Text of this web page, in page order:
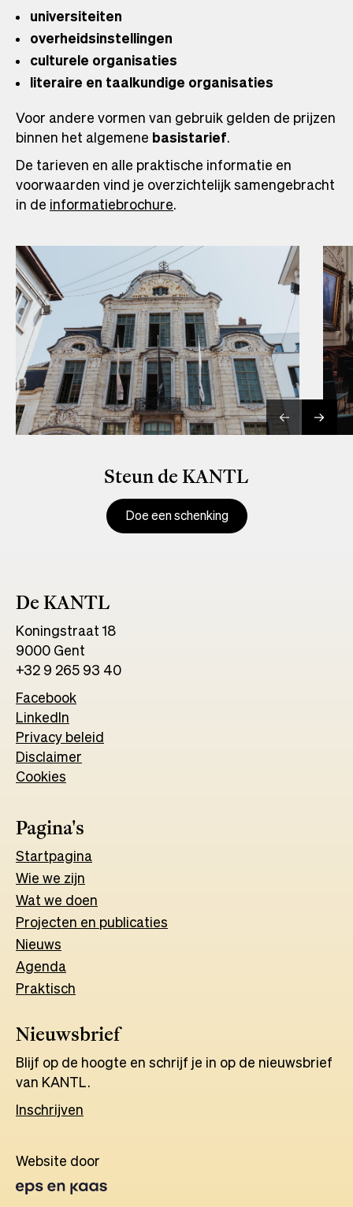
universiteiten
overheidsinstellingen
culturele organisaties
literaire en taalkundige organisaties
Voor andere vormen van gebruik gelden de prijzen
binnen het algemene basistarief.
De tarieven en alle praktische informatie en
voorwaarden vind je overzichtelijk samengebracht
in de informatiebrochure.
Steun de KANTL
Doe een schenking
De KANTL
Koningstraat 18
9000 Gent
+32 9 265 93 40
Facebook
a
new
LinkedIn
in
a
Privacy beleid
Disclaimer
Cookies
Pagina's
Startpagina
Wie we zijn
Wat we doen
Projecten en publicaties
Nieuws
Agenda
Praktisch
Nieuwsbrief
Blijf op de hoogte en schrijf je in op de nieuwsbrief
van KANTL.
Inschrijven
Website door
in